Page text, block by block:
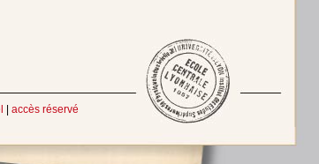
accès réservé